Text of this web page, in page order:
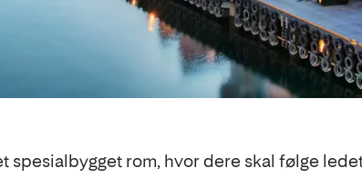
spesialbygget rom, hvor dere skal følge